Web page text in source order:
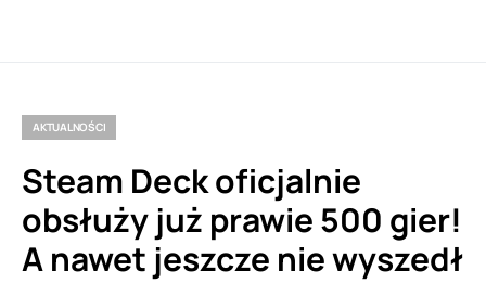
AKTUALNOŚCI
Steam Deck oficjalnie
obsłuży już prawie 500 gier!
A nawet jeszcze nie wyszedł